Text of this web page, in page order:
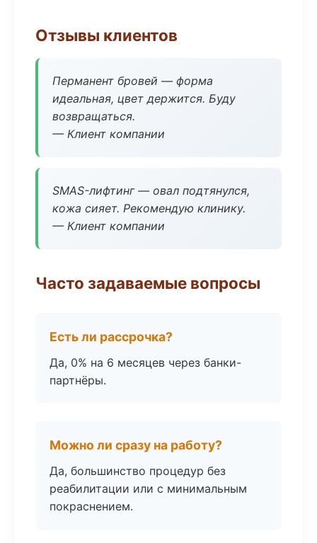
Отзывы клиентов
Перманент бровей — форма
идеальная, цвет держится. Буду
возвращаться.
— Клиент компании
SMAS-лифтинг — овал подтянулся,
кожа сияет. Рекомендую клинику.
— Клиент компании
Часто задаваемые вопросы
Есть ли рассрочка?
Да, 0% на 6 месяцев через банки-
партнёры.
Можно ли сразу на работу?
Да, большинство процедур без
реабилитации или с минимальным
покраснением.